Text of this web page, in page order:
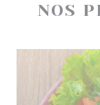
NOS